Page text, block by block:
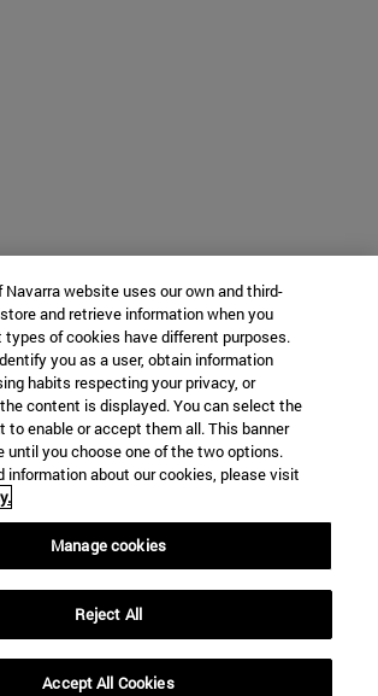
website uses our own and third-
and retrieve information when you
types of cookies have different purposes.
you as a user, obtain information
habits respecting your privacy, or
content is displayed. You can select the
to enable or accept them all. This banner
until you choose one of the two options.
information about our cookies, please visit
Manage cookies
Reject All
Accept All Cookies